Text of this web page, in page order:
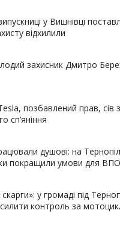
у Вишнівці
відхилили
захисник Дмитро
позбавлений прав, сів
сп’яніння
душові: на
покращили умови для ВПО
у громаді під
контроль за